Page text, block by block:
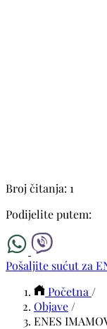
Broj čitanja: 1
Podijelite putem:
Pošaljite sućut za
Početna /
Objave /
ENES